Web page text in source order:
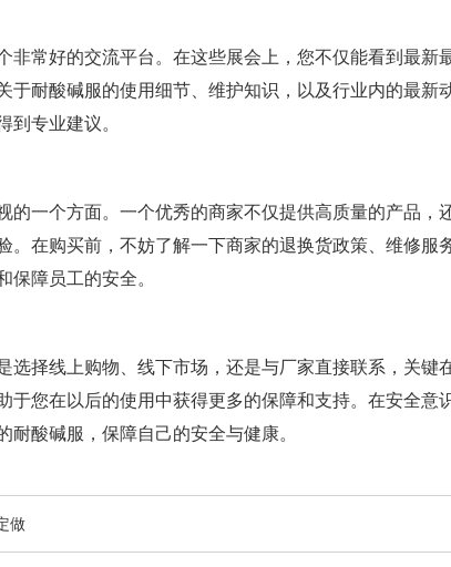
常好的交流平台。在这些展会上，您不仅能看到最新
耐酸碱服的使用细节、维护知识，以及行业内的最新
到专业建议。
一个方面。一个优秀的商家不仅提供高质量的产品，
在购买前，不妨了解一下商家的退换货政策、维修
障员工的安全。
择线上购物、线下市场，还是与厂家直接联系，关键
您在以后的使用中获得更多的保障和支持。在安全意
酸碱服，保障自己的安全与健康。
做